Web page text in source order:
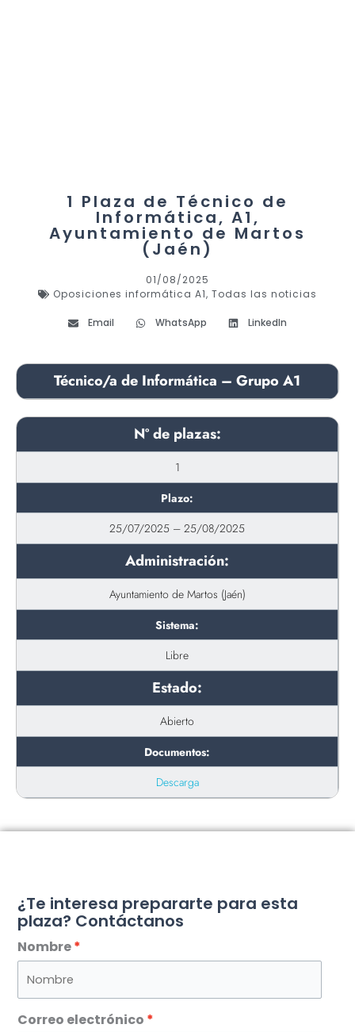
1 Plaza de Técnico de
Informática, A1,
Ayuntamiento de Martos
(Jaén)
01/08/2025
Oposiciones informática A1, Todas las noticias
Email WhatsApp LinkedIn
Técnico/a de Informática – Grupo A1
Nº de plazas:
1
Plazo:
25/07/2025 – 25/08/2025
Administración:
Ayuntamiento de Martos (Jaén)
Sistema:
Libre
Estado:
Abierto
Documentos:
Descarga
¿Te interesa prepararte para esta
plaza? Contáctanos
Nombre
Correo electrónico